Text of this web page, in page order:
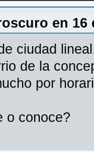
en 16
ciudad
de la
por
o conoce?